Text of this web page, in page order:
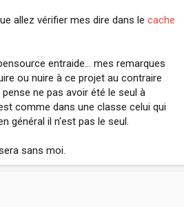
allez vérifier mes dire dans le cache
entraide... mes remarques
ou nuire à ce projet au contraire
ne pas avoir été le seul à
comme dans une classe celui qui
général il n'est pas le seul.
sans moi.